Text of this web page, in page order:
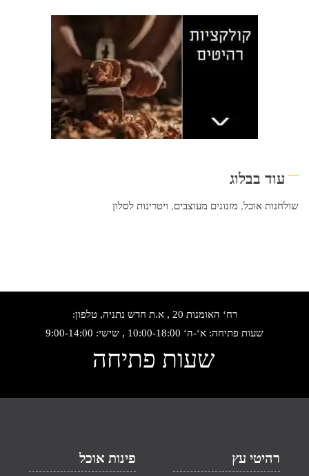
עוד בבלוג
שולחנות אוכל, מזנונים מעוצבים, ויטרינות לסלון
רח‘ האומנות 20 , א.ת חדש נתניה, טלפון:
שעות פתיחה: א‘-ה‘ 10:00-18:00 , שישי: 9:00-14:00
שעות פתיחה
רהיטי עץ פינות אוכל